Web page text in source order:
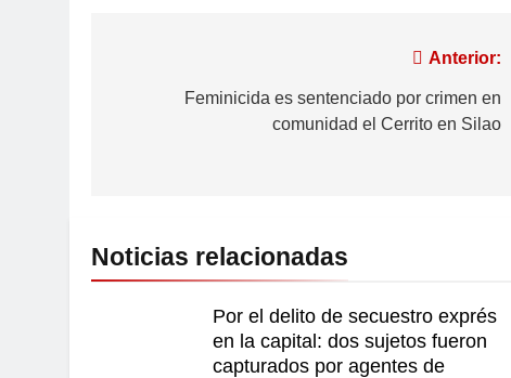
Anterior:
Feminicida es sentenciado por crimen en
comunidad el Cerrito en Silao
Noticias relacionadas
Por el delito de secuestro exprés
en la capital: dos sujetos fueron
capturados por agentes de